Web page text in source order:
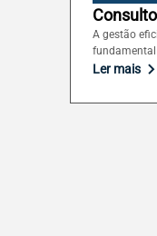
A gestão
Ler mais